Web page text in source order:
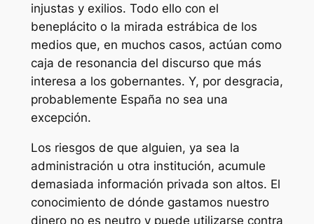
injustas y exilios. Todo ello con el
beneplácito o la mirada estrábica de los
medios que, en muchos casos, actúan como
caja de resonancia del discurso que más
interesa a los gobernantes. Y, por desgracia,
probablemente España no sea una
excepción.
Los riesgos de que alguien, ya sea la
administración u otra institución, acumule
demasiada información privada son altos. El
conocimiento de dónde gastamos nuestro
dinero no es neutro y puede utilizarse contra